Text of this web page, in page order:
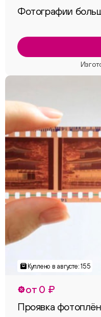
Фотографии
от 0 ₽
Проявка